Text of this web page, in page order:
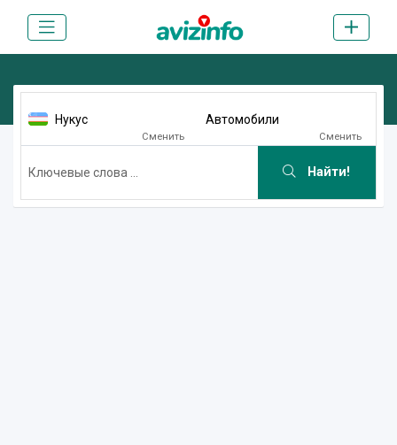
Нукус
Сменить
Автомобили
Сменить
Найти!